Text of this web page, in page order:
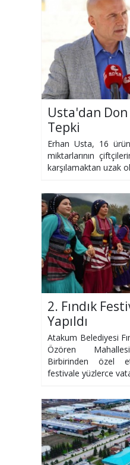
Usta'dan
Tepki
Erhan Usta, 16
miktarlarının
karşılamaktan uzak
2. Fındık
Yapıldı
Atakum Belediyesi
Özören
Birbirinden özel
festivale yüzlerce